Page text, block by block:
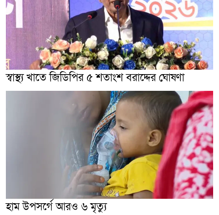
স্বাস্থ্য খাতে জিডিপির ৫ শতাংশ বরাদ্দের ঘোষণা
হাম উপসর্গে আরও ৬ মৃত্যু